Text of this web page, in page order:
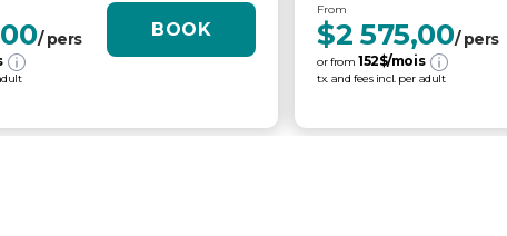
/ pers BOOK
From
$2 575,00/ pers
or from 152$/mois
tx. and fees incl. per adult